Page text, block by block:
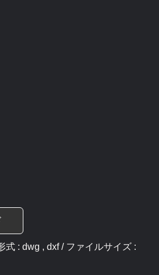
式 : dwg , dxf / ファイルサイズ :